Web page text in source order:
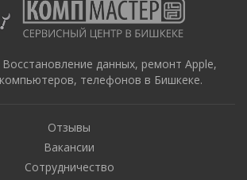
данных, ремонт Apple,
телефонов в Бишкеке.
Отзывы
Вакансии
Сотрудничество